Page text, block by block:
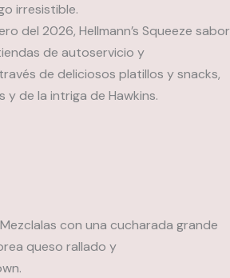
irresistible.
del 2026, Hellmann’s Squeeze sabor
de autoservicio y
de deliciosos platillos y snacks,
de la intriga de Hawkins.
con una cucharada grande
queso rallado y